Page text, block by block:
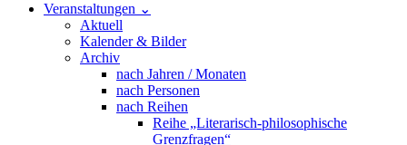
Veranstaltungen ⌄
Aktuell
Kalender & Bilder
Archiv
nach Jahren / Monaten
nach Personen
nach Reihen
Reihe „Literarisch-philosophische
Grenzfragen“